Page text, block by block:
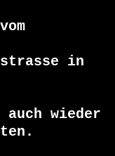
in
wieder